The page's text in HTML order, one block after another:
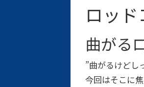
ロッ
曲がる
”曲がるけどし
今回はそこに